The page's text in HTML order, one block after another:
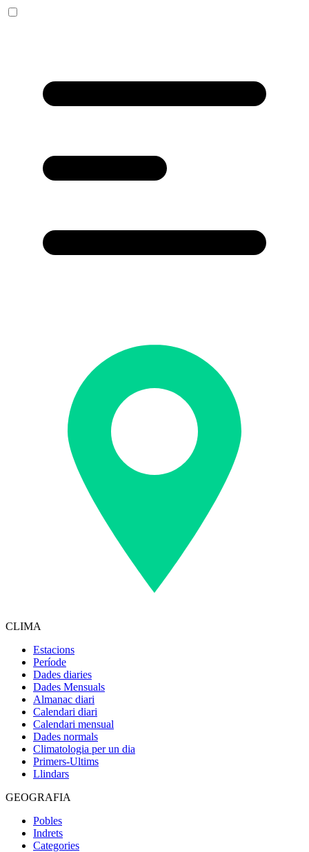
CLIMA
Estacions
Període
Dades diaries
Dades Mensuals
Almanac diari
Calendari diari
Calendari mensual
Dades normals
Climatologia per un dia
Primers-Ultims
Llindars
GEOGRAFIA
Pobles
Indrets
Categories